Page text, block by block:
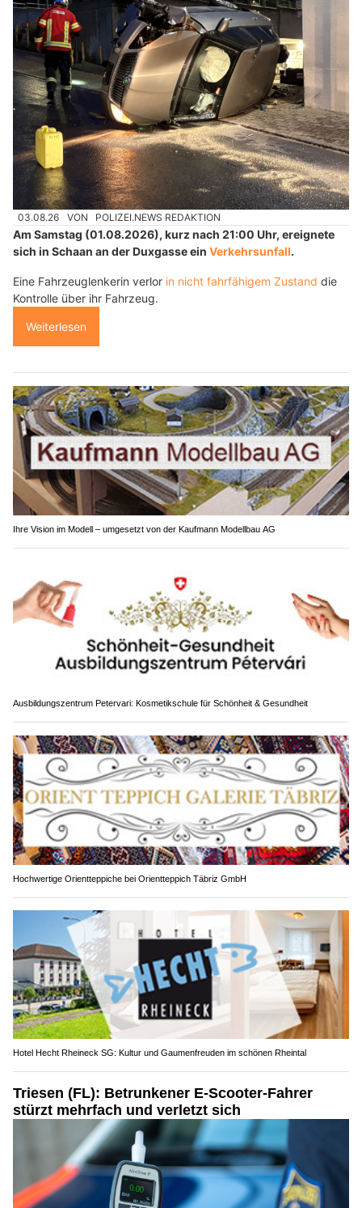
03.08.26 VON POLIZEI.NEWS REDAKTION
Am Samstag (01.08.2026), kurz nach 21:00 Uhr, ereignete
sich in Schaan an der Duxgasse ein Verkehrsunfall.
Eine Fahrzeuglenkerin verlor in nicht fahrfähigem Zustand die
Kontrolle über ihr Fahrzeug.
Weiterlesen
Ihre Vision im Modell – umgesetzt von der Kaufmann Modellbau AG
Ausbildungszentrum Petervari: Kosmetikschule für Schönheit & Gesundheit
Hochwertige Orientteppiche bei Orientteppich Täbriz GmbH
Hotel Hecht Rheineck SG: Kultur und Gaumenfreuden im schönen Rheintal
Triesen (FL): Betrunkener E-Scooter-Fahrer
stürzt mehrfach und verletzt sich